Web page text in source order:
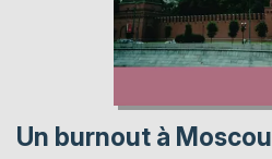
Un burnout à Moscou